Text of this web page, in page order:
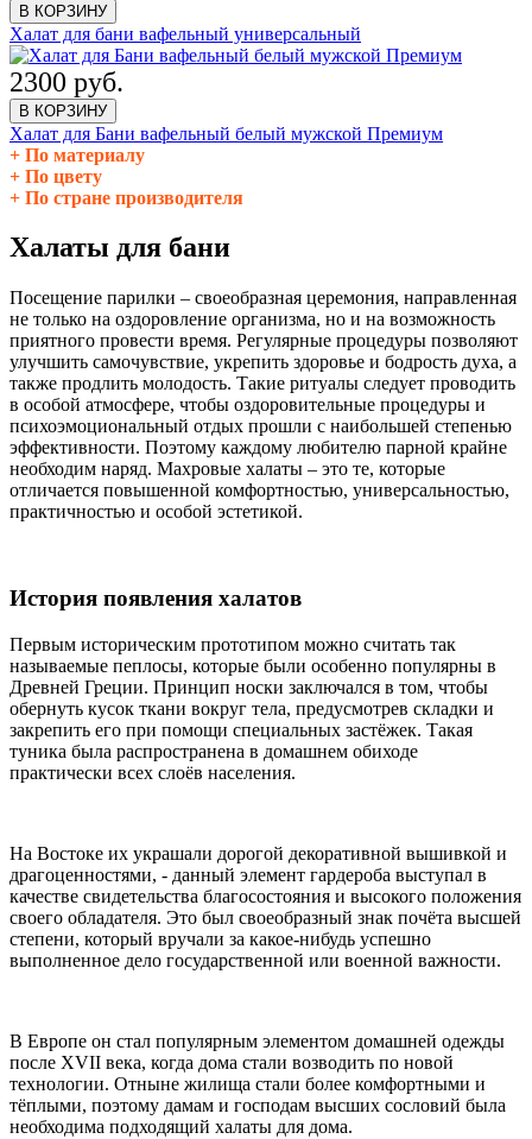
В КОРЗИНУ
Халат для бани вафельный универсальный
2300 руб.
В КОРЗИНУ
Халат для Бани вафельный белый мужской Премиум
По материалу
По цвету
По стране производителя
Халаты для бани
Посещение парилки – своеобразная церемония, направленная
не только на оздоровление организма, но и на возможность
приятного провести время. Регулярные процедуры позволяют
улучшить самочувствие, укрепить здоровье и бодрость духа, а
также продлить молодость. Такие ритуалы следует проводить
в особой атмосфере, чтобы оздоровительные процедуры и
психоэмоциональный отдых прошли с наибольшей степенью
эффективности. Поэтому каждому любителю парной крайне
необходим наряд. Махровые халаты – это те, которые
отличается повышенной комфортностью, универсальностью,
практичностью и особой эстетикой.
История появления халатов
Первым историческим прототипом можно считать так
называемые пеплосы, которые были особенно популярны в
Древней Греции. Принцип носки заключался в том, чтобы
обернуть кусок ткани вокруг тела, предусмотрев складки и
закрепить его при помощи специальных застёжек. Такая
туника была распространена в домашнем обиходе
практически всех слоёв населения.
На Востоке их украшали дорогой декоративной вышивкой и
драгоценностями, - данный элемент гардероба выступал в
качестве свидетельства благосостояния и высокого положения
своего обладателя. Это был своеобразный знак почёта высшей
степени, который вручали за какое-нибудь успешно
выполненное дело государственной или военной важности.
В Европе он стал популярным элементом домашней одежды
после XVII века, когда дома стали возводить по новой
технологии. Отныне жилища стали более комфортными и
тёплыми, поэтому дамам и господам высших сословий была
необходима подходящий халаты для дома.